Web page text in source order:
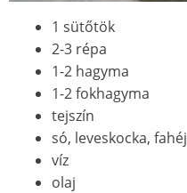
1 sütőtök
2-3 répa
1-2 hagyma
1-2 fokhagyma
tejszín
só, leveskocka, fahéj
víz
olaj